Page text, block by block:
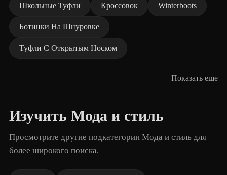
Школьные Туфли Кроссовок Winterboots
Ботинки На Шнуровке
Туфли С Открытым Носком
Показать еще
Изучить Мода и стиль
Просмотрите другие подкатегории Мода и стиль для
более широкого поиска.